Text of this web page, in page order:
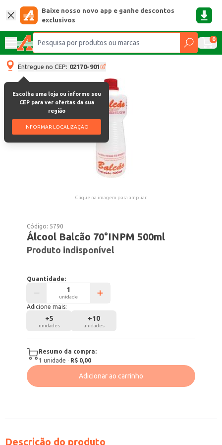
Baixe nosso novo app e ganhe descontos
exclusivos
0
Entregue no CEP: 02170-901
Escolha uma loja ou informe seu
CEP para ver ofertas da sua
região
INFORMAR LOCALIZAÇÃO
Clique na imagem para ampliar.
Código: 5790
Álcool Balcão 70°INPM 500ml
Produto indisponível
Quantidade:
unidade
Adicione mais:
+5
unidades
+10
unidades
Resumo da compra:
1 unidade · R$ 0,00
Adicionar ao carrinho
Descrição do produto